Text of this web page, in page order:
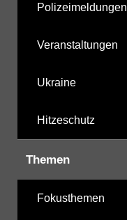
Polizeimeldungen
Veranstaltungen
Ukraine
Hitzeschutz
Themen
Fokusthemen